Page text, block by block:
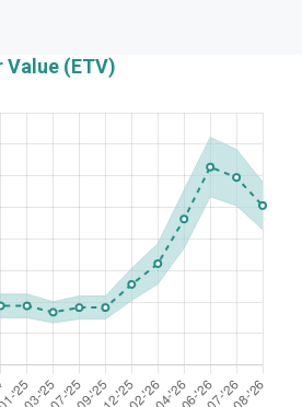
(ETV)